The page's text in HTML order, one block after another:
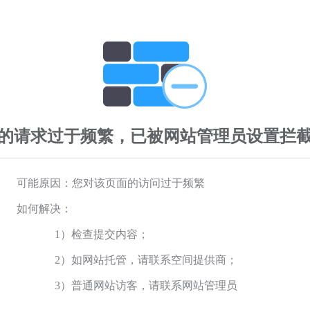
请求过于频繁，已被网站管理员设置拦
可能原因：您对该页面的访问过于频繁
如何解决：
1）检查提交内容；
2）如网站托管，请联系空间提供商；
3）普通网站访客，请联系网站管理员